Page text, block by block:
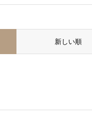
新しい順